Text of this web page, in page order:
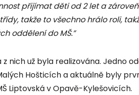
přijímat děti od 2 let a
třídy, takže to všechno hrálo roli,
oddělení do MŠ.”
z nich už byla realizována. Jedno
Hošticích a aktuálně byly
Liptovská v Opavě-Kylešovicích.